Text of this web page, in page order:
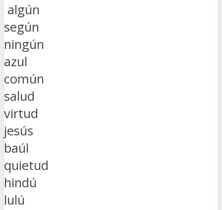
algún
según
ningún
azul
común
salud
virtud
jesús
baúl
quietud
hindú
lulú